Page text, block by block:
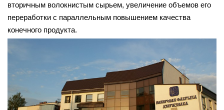
вторичным волокнистым сырь­ем, увеличение объемов его
переработки с параллельным повышением качества
конечного продукта.